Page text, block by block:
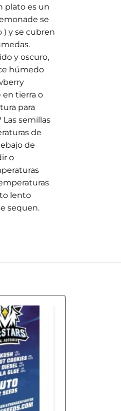
plato es un
se
) y se cubren
y oscuro,
húmedo
en tierra o
para
semillas
de
de
o
lento
sequen.
wishlist